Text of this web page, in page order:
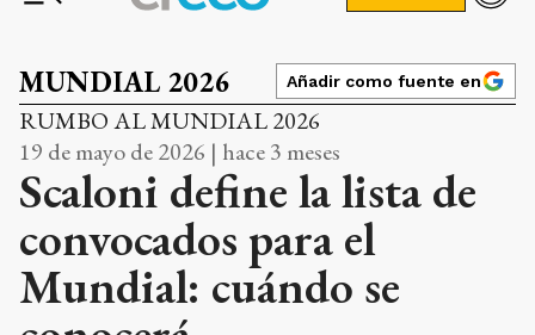
MUNDIAL 2026 Añadir como fuente en
RUMBO AL MUNDIAL 2026
19 de mayo de 2026 | hace 3 meses
Scaloni define la lista de
convocados para el
Mundial: cuándo se